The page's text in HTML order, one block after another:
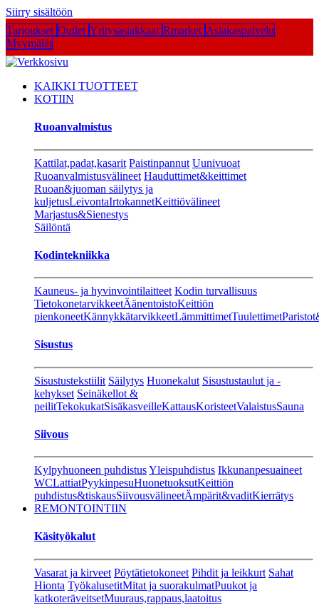
Siirry sisältöön
Tarjoukset Outlet Yritysasiakkaat Rmarket Asiakaspalvelu
Myymälät
KAIKKI TUOTTEET
KOTIIN
Ruoanvalmistus
Kattilat,padat,kasarit Paistinpannut Uunivuoat
Ruoanvalmistusvälineet Hauduttimet&keittimet
Ruoan&juoman säilytys ja
kuljetusLeivontaIrtokannetKeittiövälineet
Marjastus&Sienestys
Säilöntä
Kodintekniikka
Kauneus- ja hyvinvointilaitteet Kodin turvallisuus
TietokonetarvikkeetÄänentoistoKeittiön
pienkoneetKännykkätarvikkeetLämmittimetTuulettimet
Sisustus
Sisustustekstiilit Säilytys Huonekalut Sisustustaulut ja -
kehykset Seinäkellot &
peilitTekokukatSisäkasveilleKattausKoristeetValaistusSauna
Siivous
Kylpyhuoneen puhdistusYleispuhdistus Ikkunanpesuaineet
WCLattiatPyykinpesuHuonetuoksutKeittiön
puhdistus&tiskausSiivousvälineetÄmpärit&vaditKierrätys
REMONTOINTIIN
Käsityökalut
Vasarat ja kirveet Pöytätietokoneet Pihdit ja leikkurt Sahat
Hionta TyökalusetitMitat ja suorakulmatPuukot ja
katkoteräveitsetMuuraus,rappaus,laatoitus